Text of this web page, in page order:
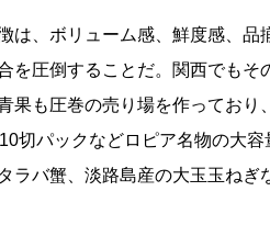
、ボリューム感、鮮度感、品
を圧倒することだ。関西でもそ
果も圧巻の売り場を作っており
切パックなどロピア名物の大
ラバ蟹、淡路島産の大玉玉ねぎ